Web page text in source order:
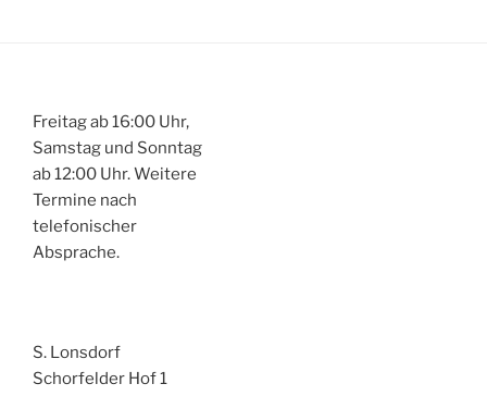
Freitag ab 16:00 Uhr,
Samstag und Sonntag
ab 12:00 Uhr. Weitere
Termine nach
telefonischer
Absprache.
S. Lonsdorf
Schorfelder Hof 1